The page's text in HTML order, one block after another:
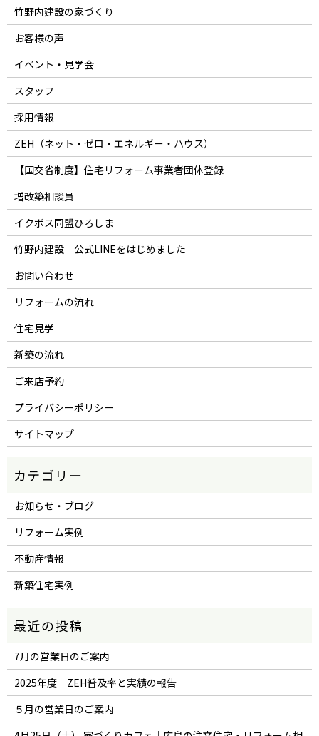
竹野内建設の家づくり
お客様の声
イベント・見学会
スタッフ
採用情報
ZEH（ネット・ゼロ・エネルギー・ハウス）
【国交省制度】住宅リフォーム事業者団体登録
増改築相談員
イクボス同盟ひろしま
竹野内建設 公式LINEをはじめました
お問い合わせ
リフォームの流れ
住宅見学
新築の流れ
ご来店予約
プライバシーポリシー
サイトマップ
お知らせ・ブログ
リフォーム実例
不動産情報
新築住宅実例
7月の営業日のご案内
2025年度 ZEH普及率と実績の報告
５月の営業日のご案内